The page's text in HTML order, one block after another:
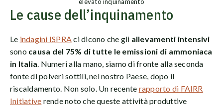
Le cause dell’inquinamento
Le indagini ISPRAci dicono che gli allevamenti intensivi
sono causa del 75% di tutte le emissioni di ammoniaca
in Italia. Numeri alla mano, siamo di fronte alla seconda
fonte di polveri sottili, nel nostro Paese, dopo il
riscaldamento. Non solo. Un recente rapporto di FAIRR
Initiative rende noto che queste attività produttive